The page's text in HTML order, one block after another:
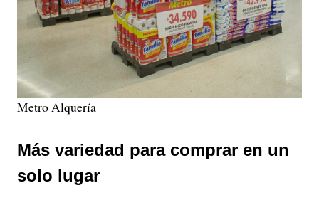
Metro Alquería
Más variedad para comprar en un
solo lugar